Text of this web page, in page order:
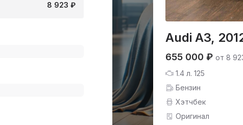
Audi A3,
655 000 ₽ от 8
1.4 л. 125
Бензин
Хэтчбек
Оригинал
8 923 ₽